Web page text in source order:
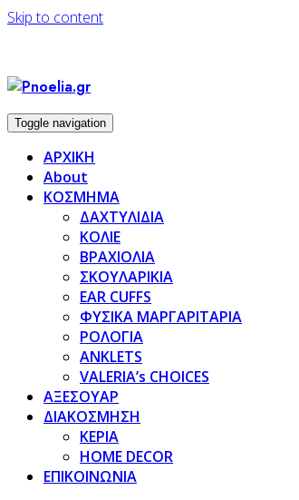
Skip to content
Toggle navigation
ΑΡΧΙΚΗ
About
ΚΟΣΜΗΜΑ
ΔΑΧΤΥΛΙΔΙΑ
ΚΟΛΙΕ
ΒΡΑΧΙΟΛΙΑ
ΣΚΟΥΛΑΡΙΚΙΑ
EAR CUFFS
ΦΥΣΙΚΑ ΜΑΡΓΑΡΙΤΑΡΙΑ
ΡΟΛΟΓΙΑ
ANKLETS
VALERIA’s CHOICES
ΑΞΕΣΟΥΑΡ
ΔΙΑΚΟΣΜΗΣΗ
ΚΕΡΙΑ
HOME DECOR
ΕΠΙΚΟΙΝΩΝΙΑ